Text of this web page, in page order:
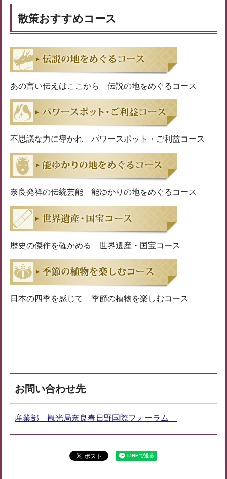
散策おすすめコース
あの言い伝えはここから 伝説の地をめぐるコース
不思議な力に導かれ パワースポット・ご利益コース
奈良発祥の伝統芸能 能ゆかりの地をめぐるコース
歴史の傑作を確かめる 世界遺産・国宝コース
日本の四季を感じて 季節の植物を楽しむコース
お問い合わせ先
産業部 観光局奈良春日野国際フォーラム